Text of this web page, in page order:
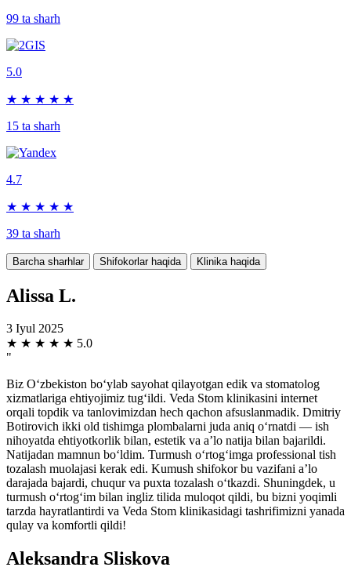
99 ta sharh
5.0
★ ★ ★ ★ ★
15 ta sharh
4.7
★ ★ ★ ★ ★
39 ta sharh
Barcha sharhlar Shifokorlar haqida Klinika haqida
Alissa L.
3 Iyul 2025
★ ★ ★ ★ ★ 5.0
"
Biz O‘zbekiston bo‘ylab sayohat qilayotgan edik va stomatolog
xizmatlariga ehtiyojimiz tug‘ildi. Veda Stom klinikasini internet
orqali topdik va tanlovimizdan hech qachon afsuslanmadik. Dmitriy
Botirovich ikki old tishimga plombalarni juda aniq o‘rnatdi — ish
nihoyatda ehtiyotkorlik bilan, estetik va a’lo natija bilan bajarildi.
Natijadan mamnun bo‘ldim. Turmush o‘rtog‘imga professional tish
tozalash muolajasi kerak edi. Kumush shifokor bu vazifani a’lo
darajada bajardi, chuqur va puxta tozalash o‘tkazdi. Shuningdek, u
turmush o‘rtog‘im bilan ingliz tilida muloqot qildi, bu bizni yoqimli
tarzda hayratlantirdi va Veda Stom klinikasidagi tashrifimizni yanada
qulay va komfortli qildi!
Aleksandra Sliskova